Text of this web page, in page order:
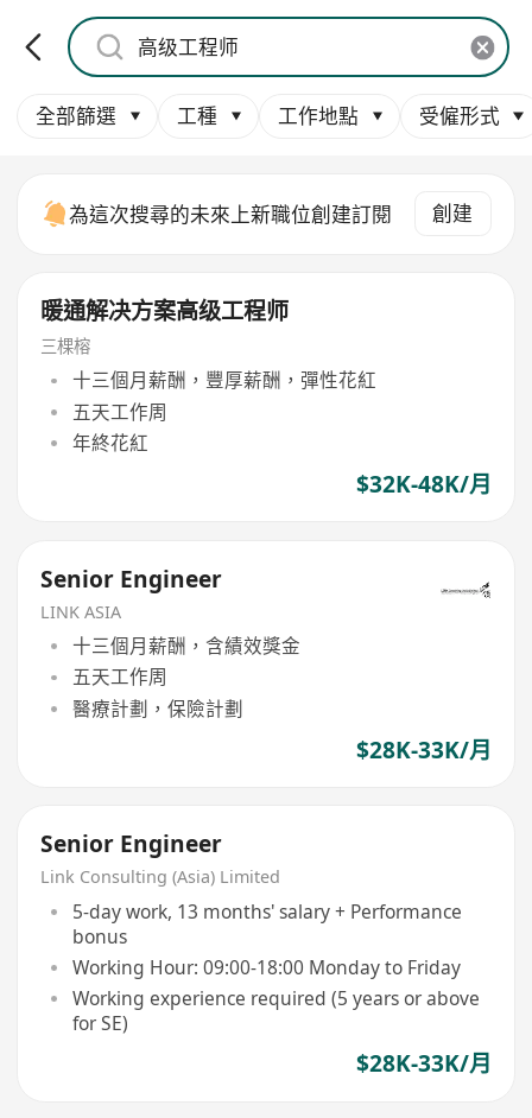
全部篩選 工種 工作地點 受僱形式
為這次搜尋的未來上新職位創建訂閱 創建
暖通解决方案高级工程师
三棵榕
十三個月薪酬，豐厚薪酬，彈性花紅
五天工作周
年終花紅
$32K-48K/月
Senior Engineer
LINK ASIA
十三個月薪酬，含績效獎金
五天工作周
醫療計劃，保險計劃
$28K-33K/月
Senior Engineer
Link Consulting (Asia) Limited
5-day work, 13 months' salary + Performance
bonus
Working Hour: 09:00-18:00 Monday to Friday
Working experience required (5 years or above
for SE)
$28K-33K/月